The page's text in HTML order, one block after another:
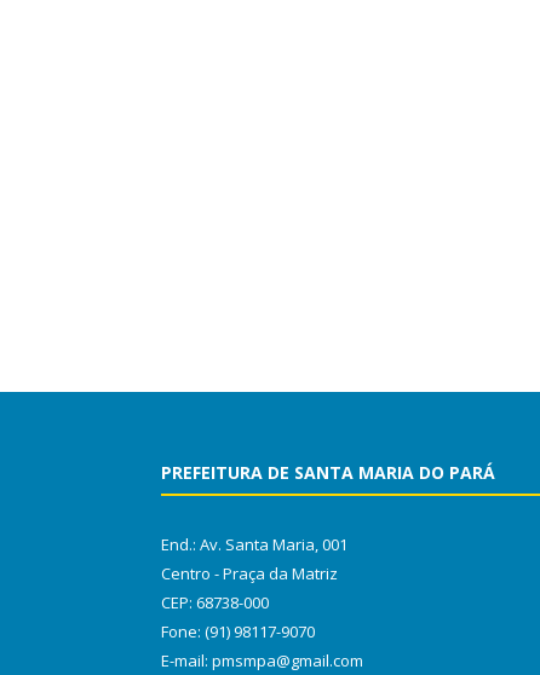
PREFEITURA DE SANTA MARIA DO PARÁ
End.: Av. Santa Maria, 001
Centro - Praça da Matriz
CEP: 68738-000
Fone: (91) 98117-9070
E-mail: pmsmpa@gmail.com